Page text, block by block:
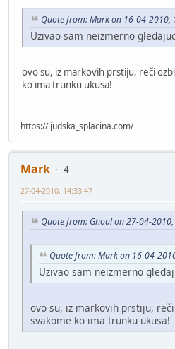
Quote from: Mark on 16-04-2010,
Uzivao sam neizmerno
ovo su, iz markovih prstiju, reči
ko ima trunku ukusa!
https://ljudska_splacina.com/
Mark
4
27-04-2010, 14:33:47
Quote from: Ghoul on 27-04-
Quote from: Mark on 16-04-
Uzivao sam neizmerno
ovo su, iz markovih prstiju,
svakome ko ima trunku ukusa!